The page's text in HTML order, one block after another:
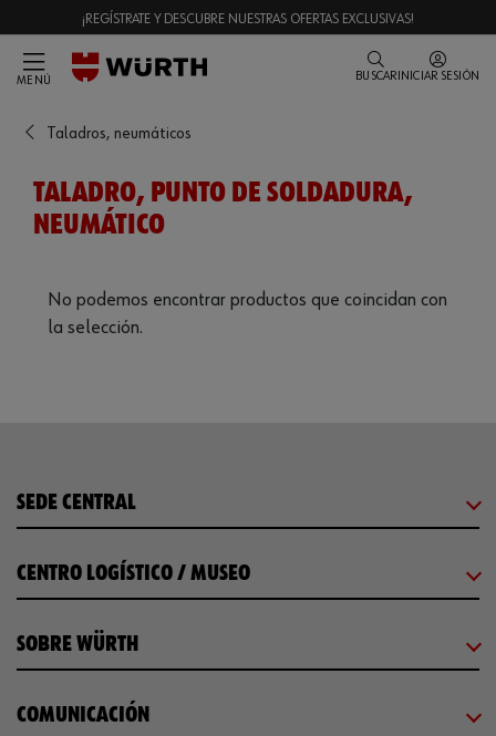
¡REGÍSTRATE Y DESCUBRE NUESTRAS OFERTAS EXCLUSIVAS!
MENÚ BUSCAR INICIAR SESIÓN
Taladros, neumáticos
TALADRO, PUNTO DE SOLDADURA,
NEUMÁTICO
No podemos encontrar productos que coincidan con
la selección.
SEDE CENTRAL
CENTRO LOGÍSTICO / MUSEO
SOBRE WÜRTH
COMUNICACIÓN